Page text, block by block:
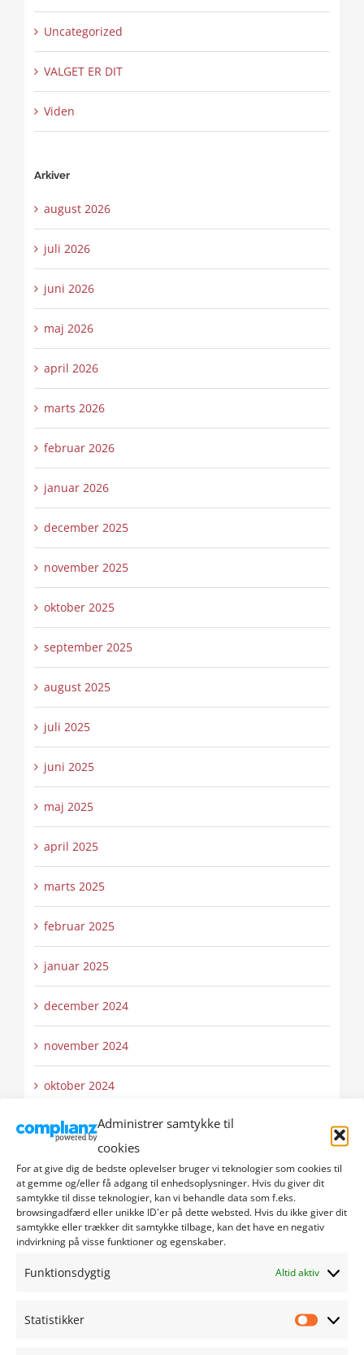
Administrer samtykke til
cookies
For at give dig de bedste oplevelser bruger vi teknologier som cookies til
at gemme og/eller få adgang til enhedsoplysninger. Hvis du giver dit
samtykke til disse teknologier, kan vi behandle data som f.eks.
browsingadfærd eller unikke ID'er på dette websted. Hvis du ikke giver dit
samtykke eller trækker dit samtykke tilbage, kan det have en negativ
indvirkning på visse funktioner og egenskaber.
Funktionsdygtig Altid aktiv
Statistikker
Uncategorized
VALGET ER DIT
Viden
Arkiver
august 2026
juli 2026
juni 2026
maj 2026
april 2026
marts 2026
februar 2026
januar 2026
december 2025
november 2025
oktober 2025
september 2025
august 2025
juli 2025
juni 2025
maj 2025
april 2025
marts 2025
februar 2025
januar 2025
december 2024
november 2024
oktober 2024
september 2024
august 2024
juli 2024
juni 2024
maj 2024
april 2024